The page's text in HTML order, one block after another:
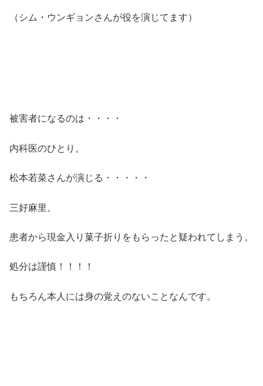
（シム・ウンギョンさんが役を演じてます）
被害者になるのは・・・・
内科医のひとり。
松本若菜さんが演じる・・・・・
三好麻里。
患者から現金入り菓子折りをもらったと疑われてしまう。
処分は謹慎！！！！
もちろん本人には身の覚えのないことなんです。